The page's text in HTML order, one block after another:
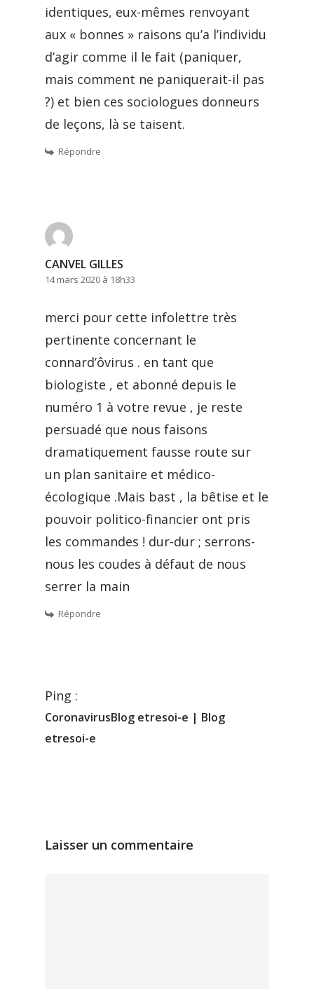
identiques, eux-mêmes renvoyant
aux « bonnes » raisons qu’a l’individu
d’agir comme il le fait (paniquer,
mais comment ne paniquerait-il pas
?) et bien ces sociologues donneurs
de leçons, là se taisent.
Répondre
CANVEL GILLES
14 mars 2020 à 18h33
merci pour cette infolettre très
pertinente concernant le
connard’ôvirus . en tant que
biologiste , et abonné depuis le
numéro 1 à votre revue , je reste
persuadé que nous faisons
dramatiquement fausse route sur
un plan sanitaire et médico-
écologique .Mais bast , la bêtise et le
pouvoir politico-financier ont pris
les commandes ! dur-dur ; serrons-
nous les coudes à défaut de nous
serrer la main
Répondre
Ping :
CoronavirusBlog etresoi-e | Blog
etresoi-e
Laisser un commentaire